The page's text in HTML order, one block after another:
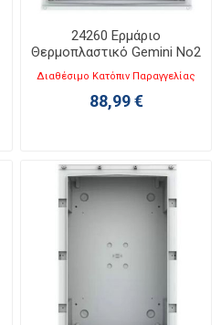
24260 Ερμάριο
Θερμοπλαστικό Gemini No2
ABB
Διαθέσιμο Κατόπιν Παραγγελίας
88,99 €